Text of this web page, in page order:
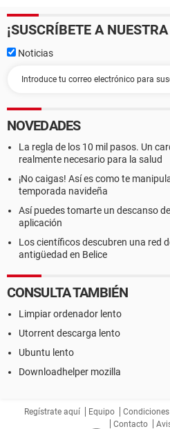
¡SUSCRÍBETE A
Noticias
NOVEDADES
La regla de los 10 mil pasos. Un
realmente necesario para la salud
¡No caigas! Así es como te
temporada navideña
Así puedes tomarte un descanso
aplicación
Los científicos descubren una red
antigüedad en Belice
CONSULTA TAMBIÉN
Limpiar ordenador lento
Utorrent descarga lento
Ubuntu lento
Downloadhelper mozilla
Regístrate aquí Equipo
Contacto